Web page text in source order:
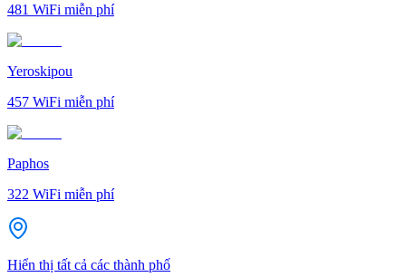
481 WiFi miễn phí
Yeroskipou
457 WiFi miễn phí
Paphos
322 WiFi miễn phí
Hiển thị tất cả các thành phố